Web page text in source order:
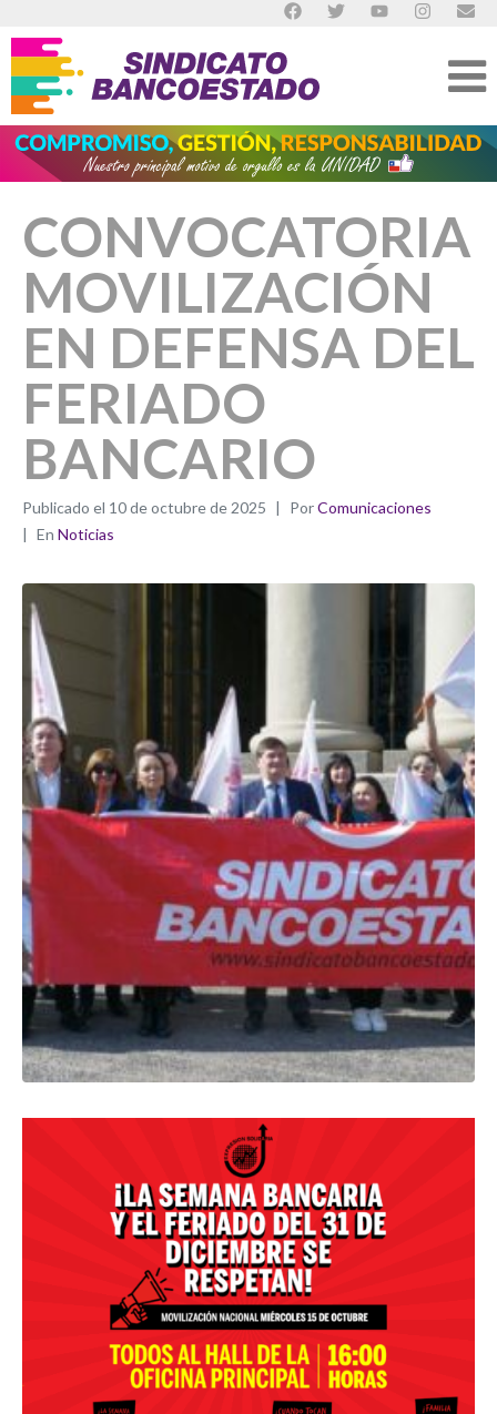
CONVOCATORIA
MOVILIZACIÓN
EN DEFENSA DEL
FERIADO
BANCARIO
Publicado el 10 de octubre de 2025 PorComunicaciones
En Noticias